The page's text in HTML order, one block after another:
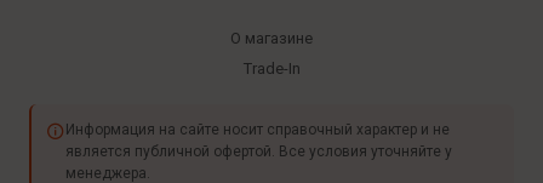
О магазине
Trade-In
Информация на сайте носит справочный характер и не
является публичной офертой. Все условия уточняйте у
менеджера.